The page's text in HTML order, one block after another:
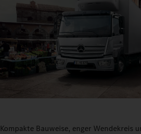
Kompakte Bauweise, enger Wendekreis